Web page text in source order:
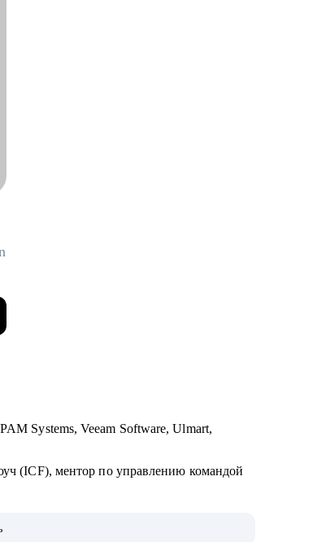
Systems, Veeam Software, Ulmart,
(ICF), ментор по управлению командой
команды для активов